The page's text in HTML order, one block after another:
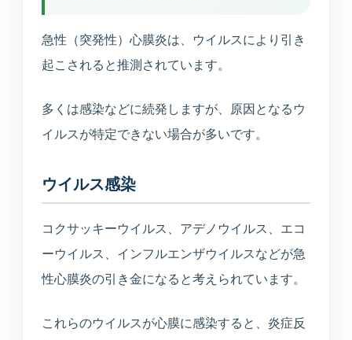
お問い合わせ
急性（突発性）心膜炎は、ウイルスにより引き
起こされると推測されています。
多くは感染などに続発しますが、原因となるウ
イルスが特定できない場合が多いです。
ウイルス感染
コクサッキーウイルス、アデノウイルス、エコ
ーウイルス、インフルエンザウイルスなどが急
性心膜炎の引き金になると考えられています。
これらのウイルスが心膜に感染すると、炎症反